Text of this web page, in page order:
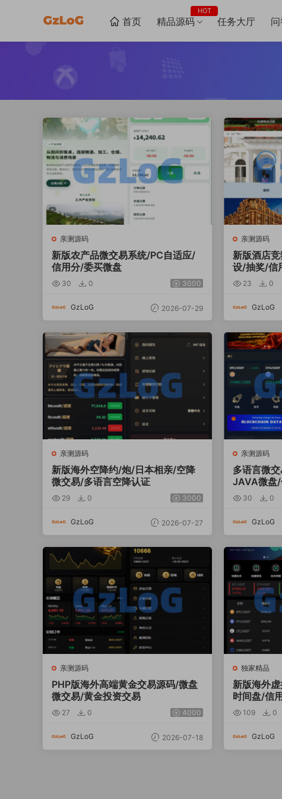
首页 精品源码
HOT
任务大厅
亲测源码
新版农产品微交易系统/PC自适应/
信用分/委买微盘
30 0 3000
GzLoG 2026-07-29
亲测源码
新版酒店
设/抽奖/信
23 0
GzLoG
亲测源码
新版海外空降约/炮/日本相亲/空降
微交易/多语言空降认证
29 0 3000
GzLoG 2026-07-27
亲测源码
多语言微
JAVA微盘/
30 0
GzLoG
亲测源码
PHP版海外高端黄金交易源码/微盘
微交易/黄金投资交易
27 0 4000
GzLoG 2026-07-18
独家精品
新版海外
时间盘/信
109 0
GzLoG